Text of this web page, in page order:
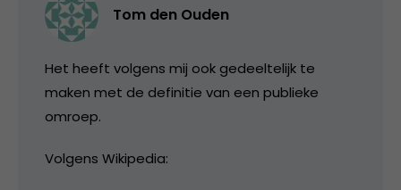
Tom den Ouden
Het heeft volgens mij ook gedeeltelijk te
maken met de definitie van een publieke
omroep.
Volgens Wikipedia: